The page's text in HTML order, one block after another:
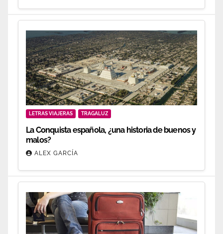
LETRAS VIAJERAS TRAGALUZ
La Conquista española, ¿una historia de buenos y
malos?
ALEX GARCÍA